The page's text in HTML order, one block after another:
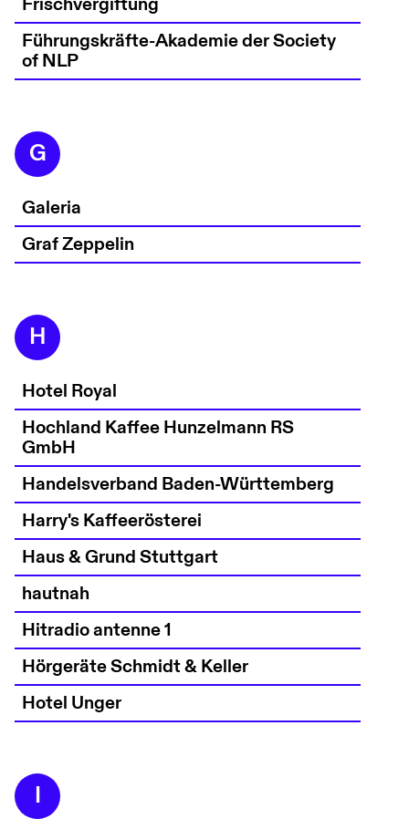
Führungskräfte-Akademie der Society
of NLP
G
Galeria
Graf Zeppelin
H
Hotel Royal
Hochland Kaffee Hunzelmann RS
GmbH
Handelsverband Baden-Württemberg
Harry's Kaffeerösterei
Haus & Grund Stuttgart
hautnah
Hitradio antenne 1
Hörgeräte Schmidt & Keller
Hotel Unger
I